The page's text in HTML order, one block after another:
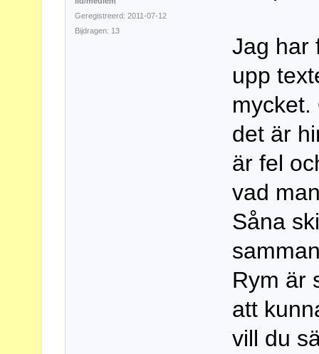
Geregistreerd: 2011-07-12
Bijdragen: 13
Jag har
upp
mycket.
det är
är fel
vad
Såna
Rym är
att
vill du